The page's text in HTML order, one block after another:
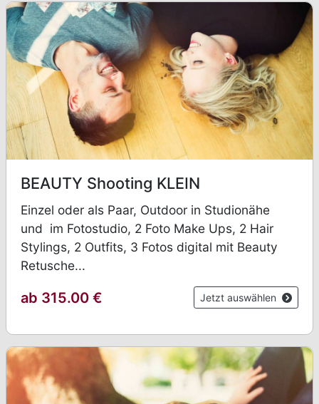
BEAUTY Shooting KLEIN
Einzel oder als Paar, Outdoor in Studionähe
und im Fotostudio, 2 Foto Make Ups, 2 Hair
Stylings, 2 Outfits, 3 Fotos digital mit Beauty
Retusche...
ab 315.00 € Jetzt auswählen